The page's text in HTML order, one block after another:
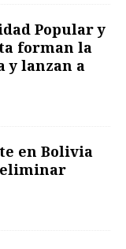
Popular y
forman la
y lanzan a
en Bolivia
eliminar